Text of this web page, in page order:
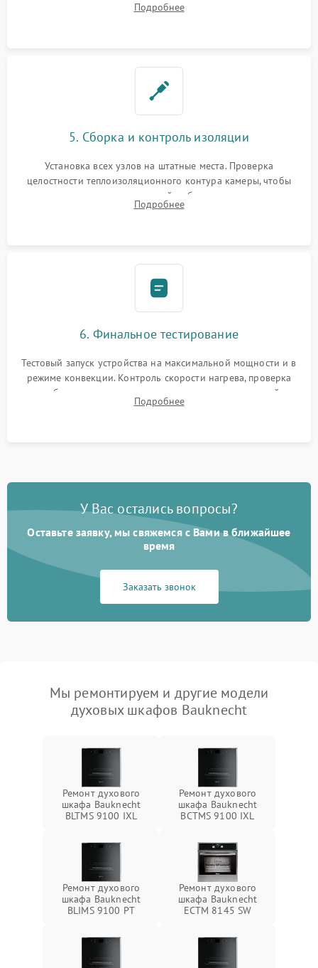
выгоревших реле, восстановление контактов и замена
Подробнее
5. Сборка и контроль изоляции
Установка всех узлов на штатные места. Проверка
целостности теплоизоляционного контура камеры, чтобы
исключить перегрев кухонной мебели и потерю тепла.
Надежная фиксация клемм и сборка корпуса шкафа.
Подробнее
6. Финальное тестирование
Тестовый запуск устройства на максимальной мощности и в
режиме конвекции. Контроль скорости нагрева, проверка
срабатывания термостата при достижении заданной
температуры и тест на отсутствие утечек тока.
Подробнее
У Вас остались вопросы?
Оставьте заявку, мы свяжемся с Вами в ближайшее
время
Заказать звонок
Мы ремонтируем и другие модели
духовых шкафов Bauknecht
Ремонт духового
шкафа Bauknecht
BLTMS 9100 IXL
Ремонт духового
шкафа Bauknecht
BCTMS 9100 IXL
Ремонт духового
шкафа Bauknecht
BLIMS 9100 PT
Ремонт духового
шкафа Bauknecht
ECTM 8145 SW